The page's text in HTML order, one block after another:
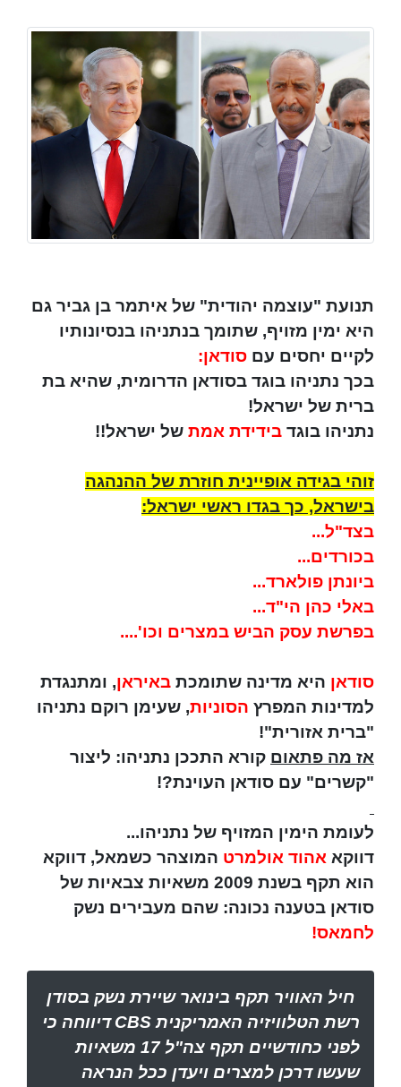
תנועת "עוצמה יהודית" של איתמר בן גביר גם
היא ימין מזויף, שתומך בנתניהו בנסיונותיו
לקיים יחסים עם סודאן:
בכך נתניהו בוגד בסודאן הדרומית, שהיא בת
ברית של ישראל!
נתניהו בוגד בידידת אמת של ישראל!!
זוהי בגידה אופיינית חוזרת של ההנהגה
בישראל, כך בגדו ראשי ישראל:
בצד"ל...
בכורדים...
ביונתן פולארד...
באלי כהן הי"ד...
בפרשת עסק הביש במצרים וכו'....
סודאן היא מדינה שתומכת באיראן, ומתנגדת
למדינות המפרץ הסוניות, שעימן רוקם נתניהו
"ברית אזורית"!
אז מה פתאום קורא התככן נתניהו: ליצור
"קשרים" עם סודאן העוינת?!
לעומת הימין המזויף של נתניהו...
דווקא אהוד אולמרט המוצהר כשמאל, דווקא
הוא תקף בשנת 2009 משאיות צבאיות של
סודאן בטענה נכונה: שהם מעבירים נשק
לחמאס!
חיל האוויר תקף בינואר שיירת נשק בסודן
רשת הטלוויזיה האמריקניתCBS דיווחה כי
לפני כחודשיים תקף צה"ל 17 משאיות
שעשו דרכן למצרים ויעדן ככל הנראה